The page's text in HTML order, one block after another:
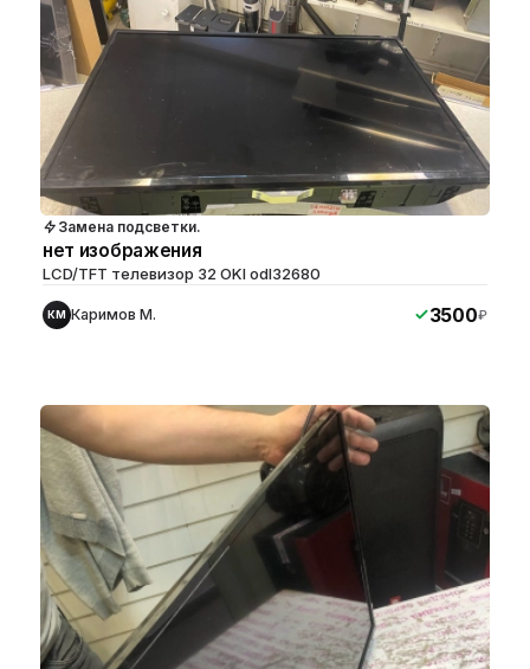
Замена подсветки.
нет изображения
LCD/TFT телевизор 32 OKI odl32680
КМ Каримов М. 3500₽